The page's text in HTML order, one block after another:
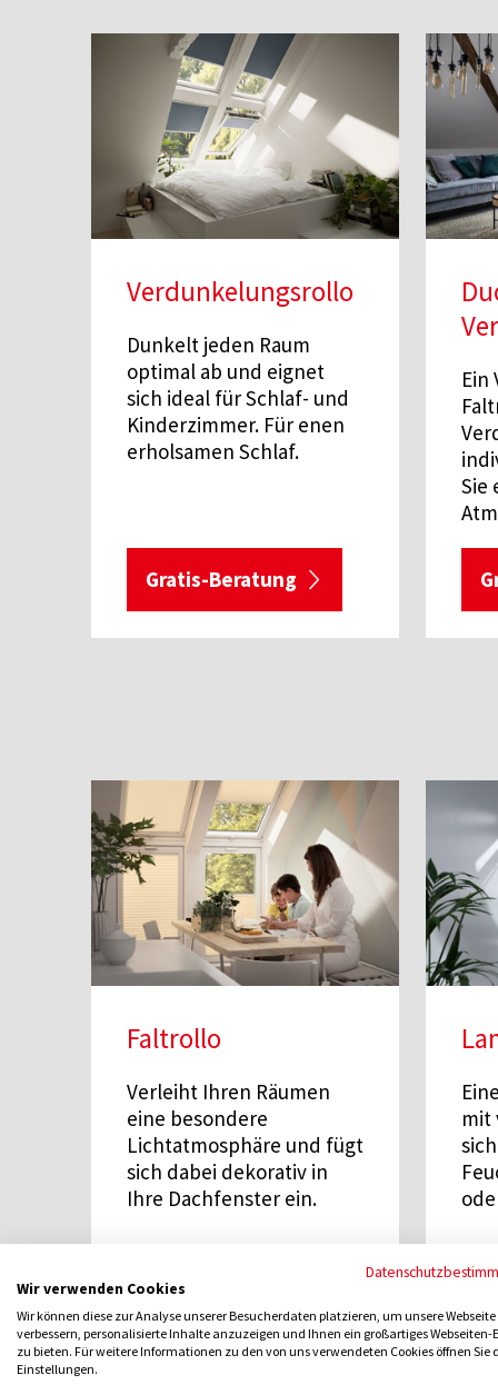
Verdunkelungsrollo
Dunkelt jeden Raum
optimal ab und eignet
sich ideal für Schlaf- und
Kinderzimmer. Für enen
erholsamen Schlaf.
Gratis-Beratung
Ein
Sie
Faltrollo
Verleiht Ihren Räumen
eine besondere
Lichtatmosphäre und fügt
sich dabei dekorativ in
Ihre Dachfenster ein.
Gratis-Beratung
mit
Wir verwenden Cookies
Wir können diese zur Analyse unserer Besucherdaten platzieren, um unsere Webseite
verbessern, personalisierte Inhalte anzuzeigen und Ihnen ein großartiges Webseiten-
zu bieten. Für weitere Informationen zu den von uns verwendeten Cookies öffnen Sie
Einstellungen.